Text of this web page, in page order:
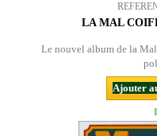
LA MAL
Le nouvel album de la
Ajouter